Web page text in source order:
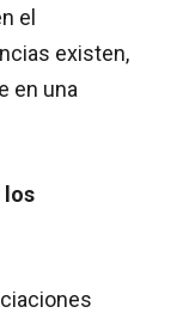
el
existen,
en una
los